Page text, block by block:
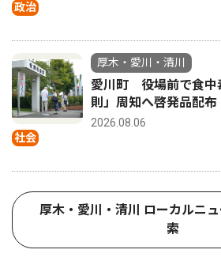
政治
社会
厚木・愛川・清川
愛川町 役場前で食
則」周知へ啓発品配布
2026.08.06
厚木・愛川・清川 ローカルニ
索